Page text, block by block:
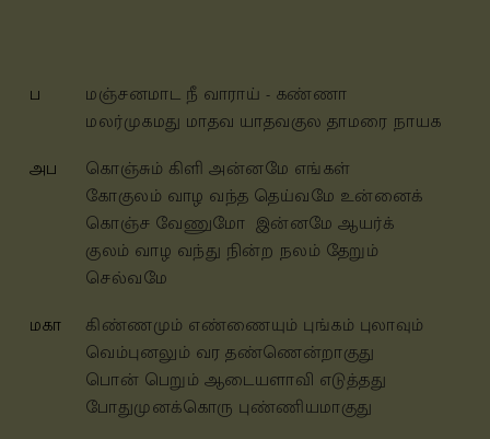
ப
மஞ்சனமாட நீ வாராய் - கண்ணா
மலர்முகமது மாதவ யாதவகுல தாமரை நாயக
அப
கொஞ்சும் கிளி அன்னமே எங்கள்
கோகுலம் வாழ வந்த தெய்வமே உன்னைக்
கொஞ்ச வேணுமோ இன்னமே ஆயர்க்
குலம் வாழ வந்து நின்ற நலம் தேறும்
செல்வமே
மகா
கிண்ணமும் எண்ணையும் புங்கம் புலாவும்
வெம்புனலும் வர தண்ணென்றாகுது
பொன் பெறும் ஆடையளாவி எடுத்தது
போதுமுனக்கொரு புண்ணியமாகுது